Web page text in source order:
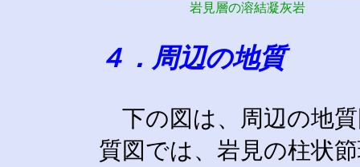
岩見層の溶結凝灰岩
４．周辺の地質
下の図は、周辺の地
質図では、岩見の柱状